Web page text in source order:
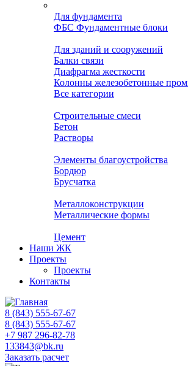
Для фундамента
ФБС Фундаментные блоки
Для зданий и сооружений
Балки связи
Диафрагма жесткости
Колонны железобетонные
Все категории
Строительные смеси
Бетон
Растворы
Элементы благоустройства
Бордюр
Брусчатка
Металлоконструкции
Металлические формы
Цемент
Наши ЖК
Проекты
Проекты
Контакты
8 (843) 555-67-67
8 (843) 555-67-67
+7 987 296-82-78
133843@bk.ru
Заказать расчет